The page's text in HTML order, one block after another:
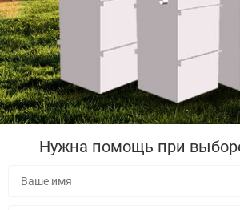
Нужна помощь при